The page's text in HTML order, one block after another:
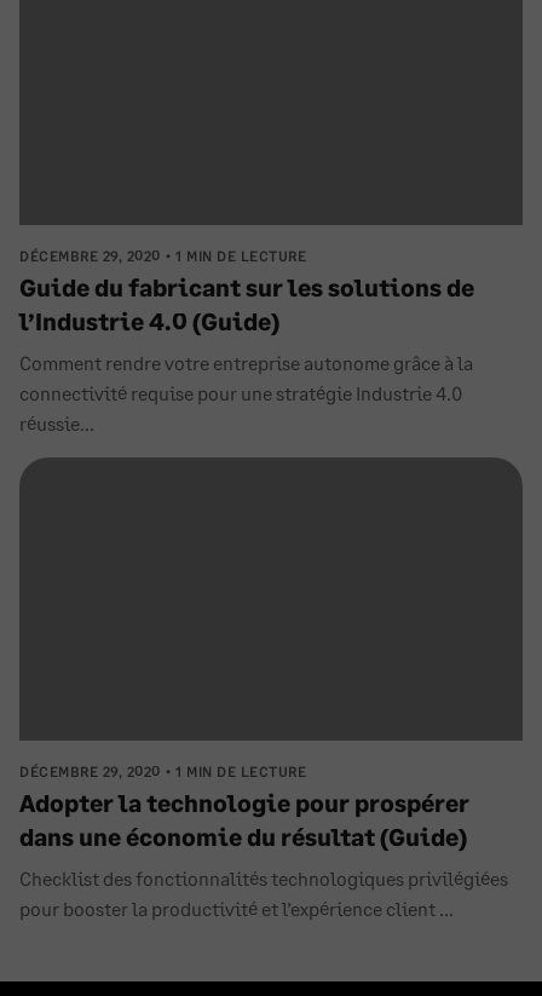
DÉCEMBRE 29, 2020 1 MIN DE LECTURE
Guide du fabricant sur les solutions de
l’Industrie 4.0 (Guide)
Comment rendre votre entreprise autonome grâce à la
connectivité requise pour une stratégie Industrie 4.0
réussie...
DÉCEMBRE 29, 2020 1 MIN DE LECTURE
Adopter la technologie pour prospérer
dans une économie du résultat (Guide)
Checklist des fonctionnalités technologiques privilégiées
pour booster la productivité et l’expérience client ...